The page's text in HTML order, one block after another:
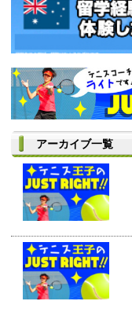
アーカイブ一覧